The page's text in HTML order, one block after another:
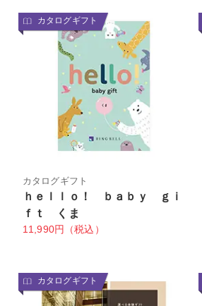
カタログギフト
カタログギフト
ｈｅｌｌｏ！ ｂａｂｙ ｇｉ
ｆｔ くま
11,990円（税込）
カタログギフト